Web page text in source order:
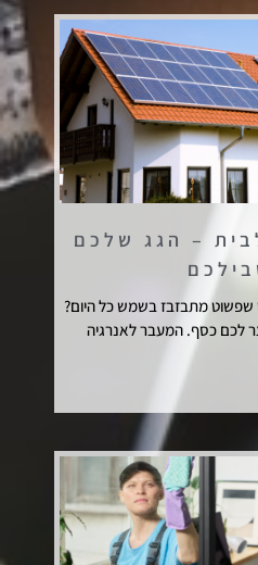
– הגג שלכם
מתבזבז בשמש כל היום?
לכם כסף. המעבר לאנרגיה